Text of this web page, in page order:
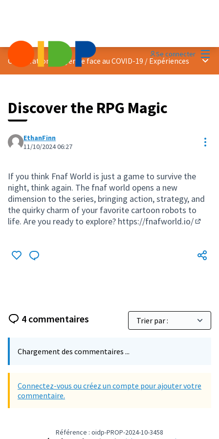
Se connecter
Coopération citoyenne face au COVID-19 / Expériences
Discover the RPG Magic
EthanFinn
11/10/2024 06:27
If you think Fnaf World is just a game to survive the
night, think again. The fnaf world opens a new
dimension to the series, bringing action, strategy, and
the quirky charm of your favorite cartoon robots to
life. Are you ready to explore? https://fnafworld.io/
4 commentaires
Chargement des commentaires ...
Connectez-vous ou créez un compte pour ajouter votre
commentaire.
Référence : oidp-PROP-2024-10-3458